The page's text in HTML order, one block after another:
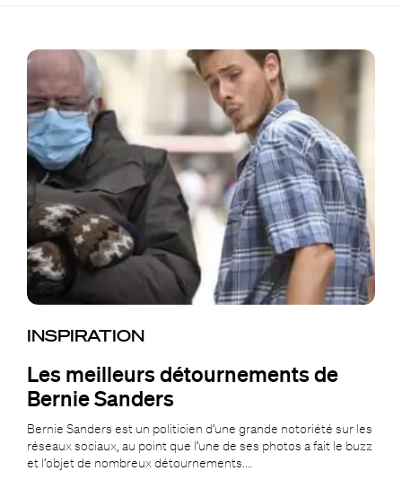
INSPIRATION
Les meilleurs détournements de
Bernie Sanders
Bernie Sanders est un politicien d’une grande notoriété sur les
réseaux sociaux, au point que l’une de ses photos a fait le buzz
et l’objet de nombreux détournements.…